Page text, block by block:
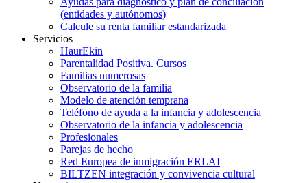
(entidades y autónomos)
Calcule su renta familiar estandarizada
Servicios
HaurEkin
Parentalidad Positiva. Cursos
Familias numerosas
Observatorio de la familia
Modelo de atención temprana
Teléfono de ayuda a la infancia y adolescencia
Observatorio de la infancia y adolescencia
Profesionales
Parejas de hecho
Red Europea de inmigración ERLAI
BILTZEN integración y convivencia cultural